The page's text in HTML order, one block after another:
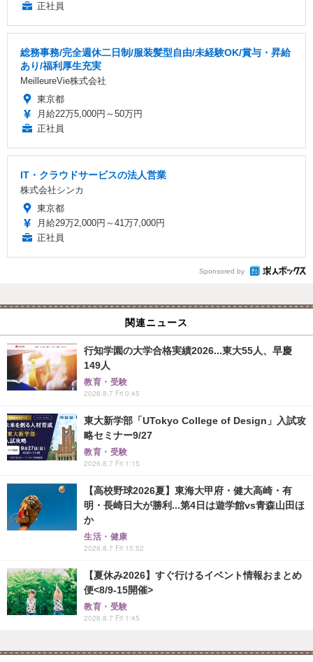
正社員
総務事務/完全週休二日制/服装髪型自由/未経験OK/賞与・昇給
あり/福利厚生充実
MeilleureVie株式会社
東京都
月給22万5,000円～50万円
正社員
IT・クラウドサービスの法人営業
株式会社シンカ
東京都
月給29万2,000円～41万7,000円
正社員
Sponsored by
関連ニュース
行知学園の大学合格実績2026...東大55人、早慶
149人
教育・受験
2026.8.7 Fri 0:45
東大新学部「UTokyo College of Design」入試攻
略セミナー9/27
教育・受験
2026.8.7 Fri 1:15
【高校野球2026夏】東海大甲府・健大高崎・有
明・長崎日大が勝利...第4日は遊学館vs青森山田ほ
か
生活・健康
2026.8.7 Fri 15:52
【夏休み2026】すぐ行けるイベント情報おまとめ
便<8/9-15開催>
教育・受験
2026.8.7 Fri 1:45